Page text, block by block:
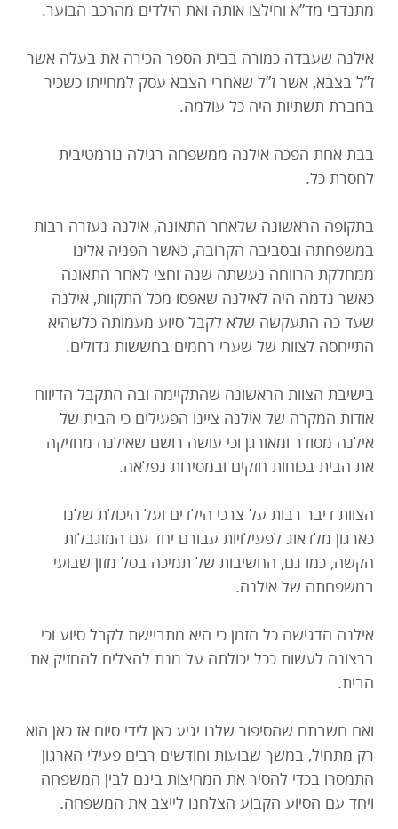
מתנדבי מד”א וחילצו אותה ואת הילדים מהרכב הבוער.
אילנה שעבדה כמורה בבית הספר הכירה את בעלה אשר
ז”ל בצבא, אשר ז”ל שאחרי הצבא עסק למחייתו כשכיר
בחברת תשתיות היה כל עולמה.
בבת אחת הפכה אילנה ממשפחה רגילה נורמטיבית
לחסרת כל.
בתקופה הראשונה שלאחר התאונה, אילנה נעזרה רבות
במשפחתה ובסביבה הקרובה, כאשר הפניה אלינו
ממחלקת הרווחה נעשתה שנה וחצי לאחר התאונה
כאשר נדמה היה לאילנה שאפסו מכל התקוות, אילנה
שעד כה התעקשה שלא לקבל סיוע מעמותה כלשהיא
התייחסה לצוות של שערי רחמים בחששות גדולים.
בישיבת הצוות הראשונה שהתקיימה ובה התקבל הדיווח
אודות המקרה של אילנה ציינו הפעילים כי הבית של
אילנה מסודר ומאורגן וכי עושה רושם שאילנה מחזיקה
את הבית בכוחות חזקים ובמסירות נפלאה.
הצוות דיבר רבות על צרכי הילדים ועל היכולת שלנו
כארגון מלדאוג לפעילויות עבורם יחד עם המוגבלות
הקשה, כמו גם, החשיבות של תמיכה בסל מזון שבועי
במשפחתה של אילנה.
אילנה הדגישה כל הזמן כי היא מתביישת לקבל סיוע וכי
ברצונה לעשות ככל יכולתה על מנת להצליח להחזיק את
הבית.
ואם חשבתם שהסיפור שלנו יגיע כאן לידי סיום אז כאן הוא
רק מתחיל, במשך שבועות וחודשים רבים פעילי הארגון
התמסרו בכדי להסיר את המחיצות בינם לבין המשפחה
ויחד עם הסיוע הקבוע הצלחנו לייצב את המשפחה.